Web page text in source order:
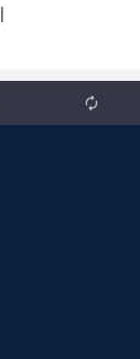
